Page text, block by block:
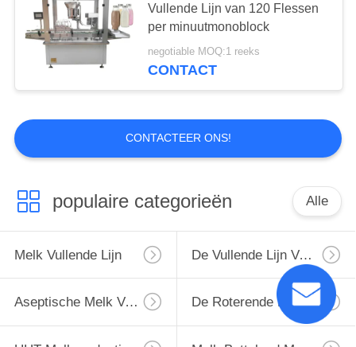
Vullende Lijn van 120 Flessen
per minuutmonoblock
negotiable MOQ:1 reeks
CONTACT
CONTACTEER ONS!
populaire categorieën Alle
Melk Vullende Lijn De Vullende Lijn Van De Monoblockmelk
Aseptische Melk Vullende Lijn De Roterende Lijn Van Het Melkflessenvullen